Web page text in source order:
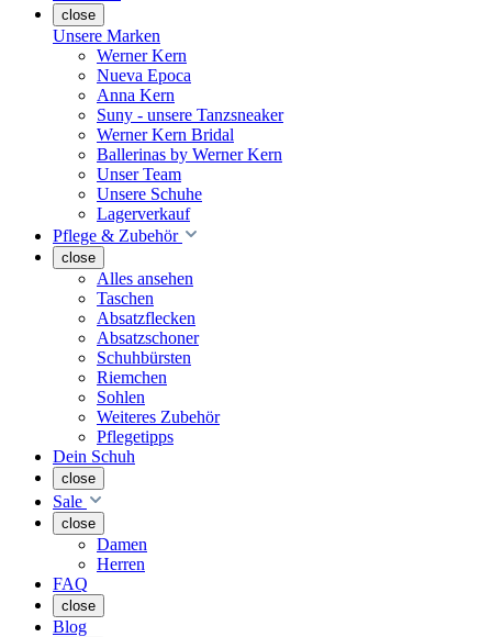
close
Unsere Marken
Werner Kern
Nueva Epoca
Anna Kern
Suny - unsere Tanzsneaker
Werner Kern Bridal
Ballerinas by Werner Kern
Unser Team
Unsere Schuhe
Lagerverkauf
Pflege & Zubehör
close
Alles ansehen
Taschen
Absatzflecken
Absatzschoner
Schuhbürsten
Riemchen
Sohlen
Weiteres Zubehör
Pflegetipps
Dein Schuh
close
Sale
close
Damen
Herren
FAQ
close
Blog